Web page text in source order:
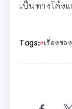
เป็นทางโค้ง
Tags: เรื่องขอ